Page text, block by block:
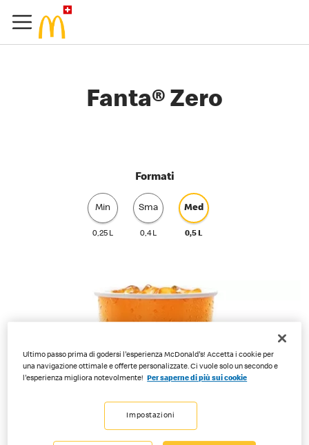
Fanta® Zero
Formati
Min
0,25 L
Sma
0,4 L
Med
0,5 L
Ultimo passo prima di godersi l'esperienza McDonald's! Accetta i cookie per
una navigazione ottimale e offerte personalizzate. Ci vuole solo un secondo e
l'esperienza migliora notevolmente!
Per saperne di più sui cookie
Impostazioni